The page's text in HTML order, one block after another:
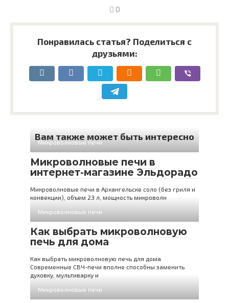
0
Понравилась статья? Поделиться с
друзьями:
Вам также может быть интересно
Микроволновые печи
Микроволновые печи в
интернет-магазине Эльдорадо
Микроволновые печи в Архангельске соло (без гриля и
конвекции), объем 23 л, мощность микроволн
Микроволновые печи
Как выбрать микроволновую
печь для дома
Как выбрать микроволновую печь для дома
Современные СВЧ-печи вполне способны заменить
духовку, мультиварку и
Микроволновые печи